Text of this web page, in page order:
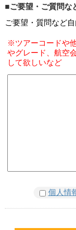
■ご要望・ご質問な
ご要望・質問など
※ツアーコードや
やグレード、航空
して欲しいなど
個人情